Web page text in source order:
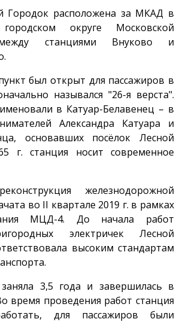
Городок расположена за МКАД в
округе Московской
станциями Внуково и
был открыт для пассажиров в
назывался "26-я верста".
в Катуар-Белавенец – в
Александра Катуара и
основавших посёлок Лесной
г. станция носит современное
железнодорожной
во II квартале 2019 г. в рамках
МЦД-4. До начала работ
электричек Лесной
высоким стандартам
заняла 3,5 года и завершилась в
время проведения работ станция
для пассажиров были